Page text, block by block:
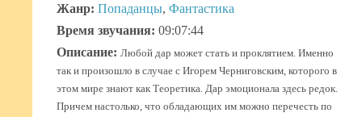
Жанр: Попаданцы, Фантастика
Время звучания: 09:07:44
Описание: Любой дар может стать и проклятием. Именно
так и произошло в случае с Игорем Черниговским, которого в
этом мире знают как Теоретика. Дар эмоционала здесь редок.
Причем настолько, что обладающих им можно перечесть по